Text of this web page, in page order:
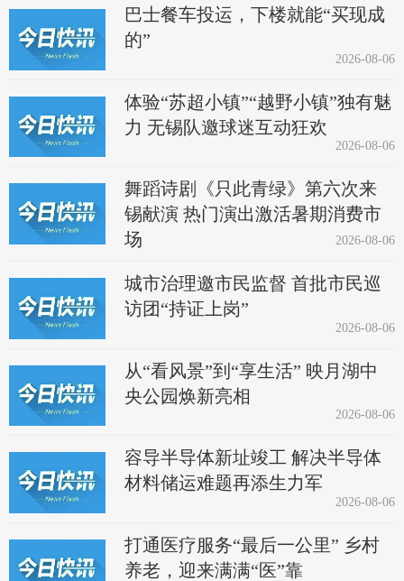
巴士餐车投运，下楼就能“买现成
的”
2026-08-06
体验“苏超小镇”“越野小镇”独有魅
力 无锡队邀球迷互动狂欢
2026-08-06
舞蹈诗剧《只此青绿》第六次来
锡献演 热门演出激活暑期消费市
场
2026-08-06
城市治理邀市民监督 首批市民巡
访团“持证上岗”
2026-08-06
从“看风景”到“享生活” 映月湖中
央公园焕新亮相
2026-08-06
容导半导体新址竣工 解决半导体
材料储运难题再添生力军
2026-08-06
打通医疗服务“最后一公里” 乡村
养老，迎来满满“医”靠